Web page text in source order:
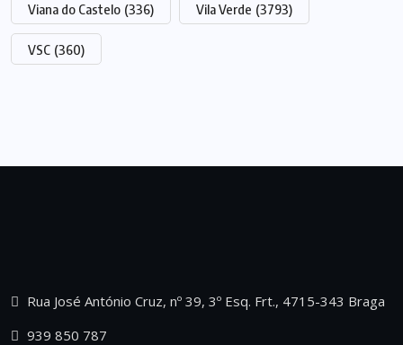
Viana do Castelo (336) Vila Verde (3793)
VSC (360)
Rua José António Cruz, nº 39, 3º Esq. Frt., 4715-343 Braga
939 850 787